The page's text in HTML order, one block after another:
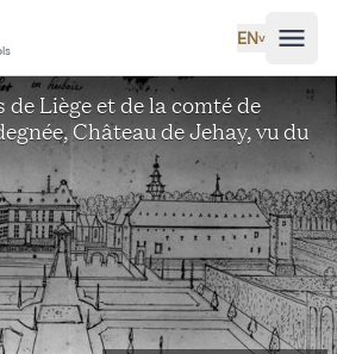
EN˅
de Liège et de la comté de
Château de Jehay, vu du